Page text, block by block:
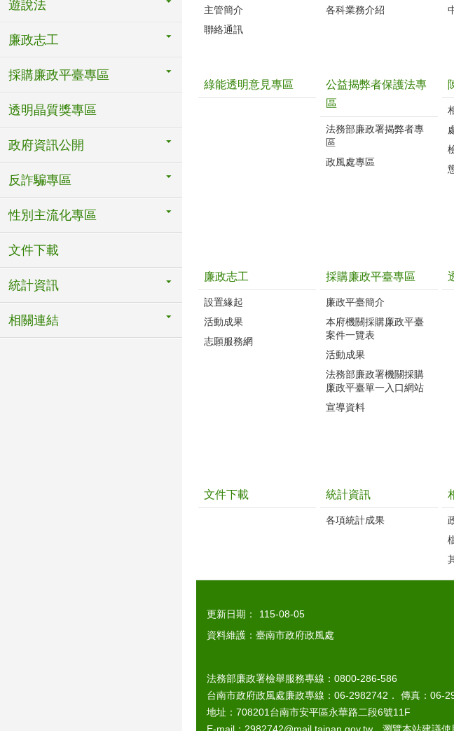
遊說法
廉政志工
採購廉政平臺專區
透明晶質獎專區
政府資訊公開
反詐騙專區
性別主流化專區
文件下載
統計資訊
相關連結
主管簡介
聯絡通訊
各科業務介紹
綠能透明意見專區
公益揭弊者保護法專
區
法務部廉政署揭弊者專
區
政風處專區
廉政志工
設置緣起
活動成果
志願服務網
採購廉政平臺專區
廉政平臺簡介
本府機關採購廉政平臺
案件一覽表
活動成果
法務部廉政署機關採購
廉政平臺單一入口網站
宣導資料
文件下載 統計資訊
各項統計成果
更新日期：
115-08-05
資料維護：臺南市政府政風處
法務部廉政署檢舉服務專線：0800-286-586
台南市政府政風處廉政專線：06-2982742． 傳真：06-
地址：708201台南市安平區永華路二段6號11F